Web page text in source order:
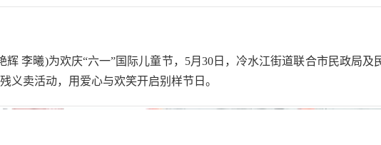
辉 李曦)为欢庆“六一”国际儿童节，5月30日，冷水江街道联合市民政局及
义卖活动，用爱心与欢笑开启别样节日。